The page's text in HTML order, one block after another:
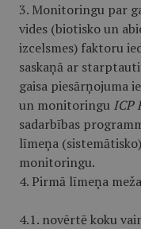
3. Monitoringu par
vides (biotisko un
izcelsmes) faktoru
saskaņā ar
gaisa piesārņojuma
un monitoringu ICP
sadarbības
līmeņa
monitoringu.
4. Pirmā līmeņa
4.1. novērtē koku